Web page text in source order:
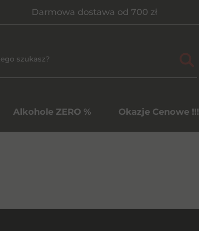
Darmowa dostawa od 700 zł
Alkohole ZERO % Okazje Cenowe !!!